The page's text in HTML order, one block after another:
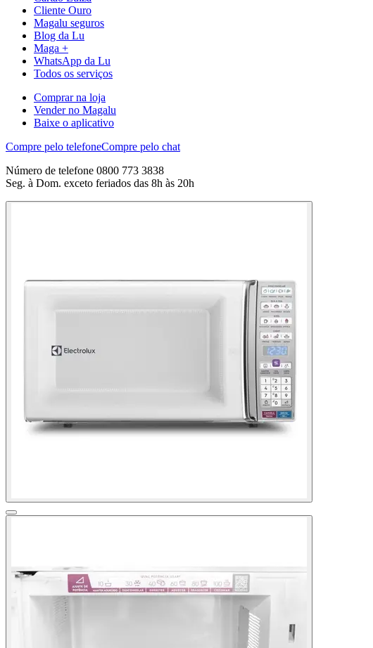
Cliente Ouro
Magalu seguros
Blog da Lu
Maga +
WhatsApp da Lu
Todos os serviços
Comprar na loja
Vender no Magalu
Baixe o aplicativo
Compre pelo telefoneCompre pelo chat
Número de telefone 0800 773 3838
Seg. à Dom. exceto feriados das 8h às 20h